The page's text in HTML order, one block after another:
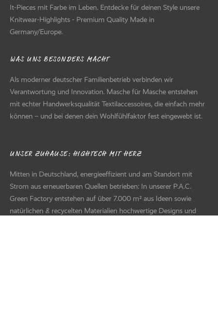
It-Pieces mit Farbe im Leben. Entdecke für deinen Style unsere
Knitwear-Highlights - Premium Quality Made in
Germany/Europe.
WAS UNS BESONDERS MACHT
Als moderner deutscher Familienbetrieb verbinden wir
Verantwortung und Innovation. Masche für Masche entstehen
mit echter Handwerksqualität Textilaccessoires, die einfach mehr
können – und bei denen dein Wohlfühlfaktor fest eingewebt ist.
UNSER ZUHAUSE: HIGHTECH MIT HERZ
Mitten in Deutschland, energieeffizient und am Standort mit
Strom aus erneuerbaren Quellen betrieben: In unserer P.A.C.
Green Factory entstehen auf über 7.000 m² aus Ideen sowie
natürlichen & recycelten Materialien hochwertige Designs und